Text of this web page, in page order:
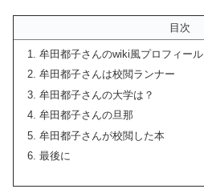
目次
牟田都子さんのwiki風プロフィール
牟田都子さんは校閲ランナー
牟田都子さんの大学は？
牟田都子さんの旦那
牟田都子さんが校閲した本
最後に